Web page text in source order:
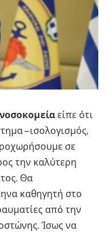
είπε ότι
– ισολογισμός,
σε
την καλύτερη
Θα
καθηγητή στο
από την
Ίσως να